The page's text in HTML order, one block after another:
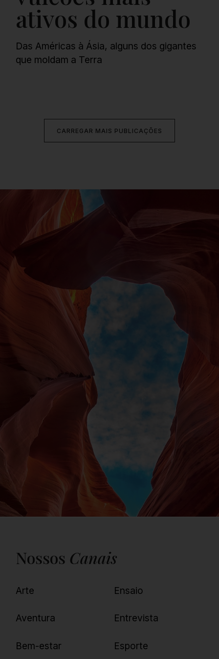
ativos do mundo
Das Américas à Ásia, alguns dos gigantes
que moldam a Terra
CARREGAR MAIS PUBLICAÇÕES
UNQUIET
Newsletter
nossas novidades.
Nossos Canais
Arte
Aventura
Bem-estar
Ensaio
Entrevista
Esporte